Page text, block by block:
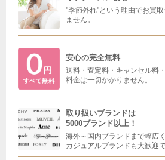
"季節外れ"という理由でお買
ません。
安心の完全無料
送料・査定料・キャンセル料
料金は一切かかりません。
取り扱いブランドは
5000ブランド以上！
海外～国内ブランドまで幅広
カジュアルブランドも大歓迎